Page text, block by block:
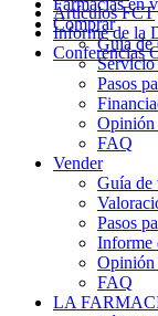
Farmacias en
Comprar
Guía de
Pasos
Opinión
FAQ
Vender
Guía de
Pasos
Informe
Opinión
FAQ
LA
Artículos FCT
Informe de la
Conferencias